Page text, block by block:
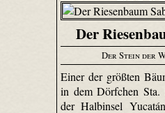
Der
Der Stein der
Einer der größten
in dem Dörfchen
der Halbinsel